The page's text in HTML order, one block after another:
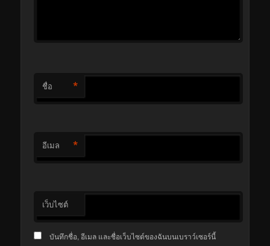
ชื่อ *
อีเมล *
เว็บไซต์
บันทึกชื่อ, อีเมล และชื่อเว็บไซต์ของฉันบนเบราว์เซอร์นี้